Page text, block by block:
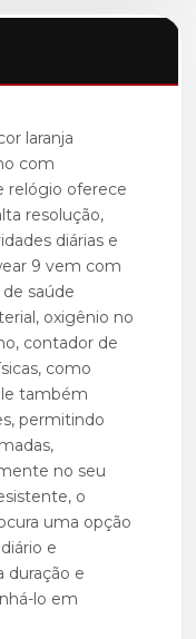
laranja
com
relógio oferece
resolução,
diárias e
9 vem com
saúde
oxigênio no
contador de
como
também
permitindo
no seu
o
uma opção
e
duração e
lo em